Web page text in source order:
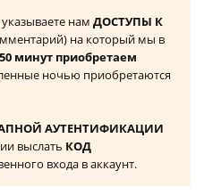
нам ДОСТУПЫ К
на который мы в
минут приобретаем
ночью приобретаются
АУТЕНТИФИКАЦИИ
выслать КОД
входа в аккаунт.